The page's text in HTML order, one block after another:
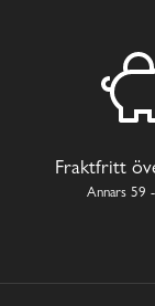
Fraktfritt
Annars 59